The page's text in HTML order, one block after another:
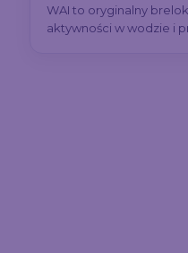
WAI to oryginalny
aktywności w wodzie i